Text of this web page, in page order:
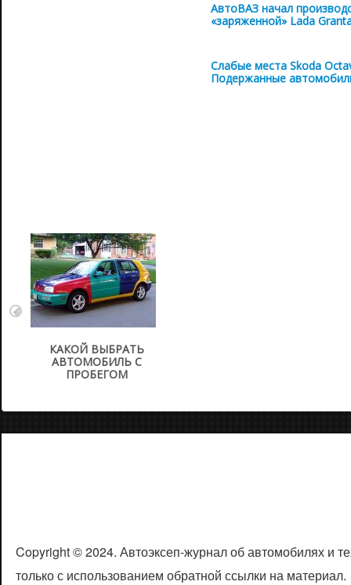
АвтоВАЗ начал
«заряженной» Lada
Слабые места Skoda
Подержанные
КАКОЙ ВЫБРАТЬ
АВТОМОБИЛЬ С
ПРОБЕГОМ
Copyright © 2024. Автоэксеп-журнал об автомобилях и
только с использованием обратной ссылки на материал.